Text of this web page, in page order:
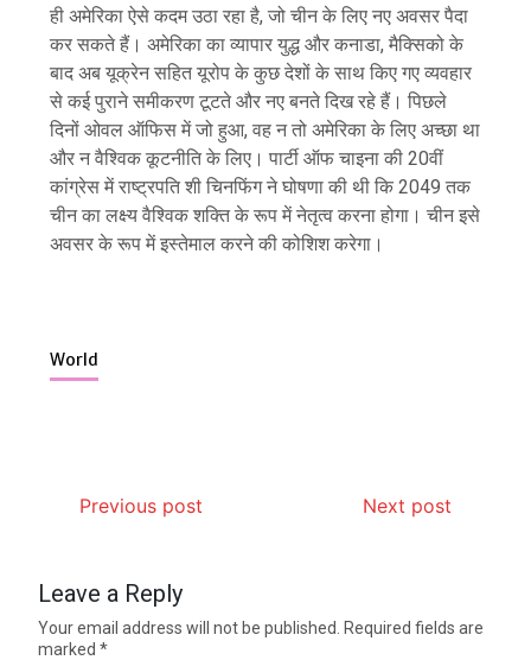
ही अमेरिका ऐसे कदम उठा रहा है, जो चीन के लिए नए अवसर पैदा
कर सकते हैं। अमेरिका का व्यापार युद्ध और कनाडा, मैक्सिको के
बाद अब यूक्रेन सहित यूरोप के कुछ देशों के साथ किए गए व्यवहार
से कई पुराने समीकरण टूटते और नए बनते दिख रहे हैं। पिछले
दिनों ओवल ऑफिस में जो हुआ, वह न तो अमेरिका के लिए अच्छा था
और न वैश्विक कूटनीति के लिए। पार्टी ऑफ चाइना की 20वीं
कांग्रेस में राष्ट्रपति शी चिनफिंग ने घोषणा की थी कि 2049 तक
चीन का लक्ष्य वैश्विक शक्ति के रूप में नेतृत्व करना होगा। चीन इसे
अवसर के रूप में इस्तेमाल करने की कोशिश करेगा।
World
Previous post Next post
Leave a Reply
Your email address will not be published.
Required fields are
marked*